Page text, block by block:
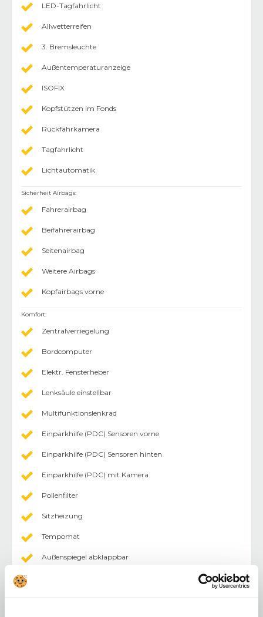
LED-Tagfahrlicht
Allwetterreifen
3. Bremsleuchte
Außentemperaturanzeige
ISOFIX
Kopfstützen im Fonds
Rückfahrkamera
Tagfahrlicht
Lichtautomatik
Sicherheit Airbags:
Fahrerairbag
Beifahrerairbag
Seitenairbag
Weitere Airbags
Kopfairbags vorne
Komfort:
Zentralverriegelung
Bordcomputer
Elektr. Fensterheber
Lenksäule einstellbar
Multifunktionslenkrad
Einparkhilfe (PDC) Sensoren vorne
Einparkhilfe (PDC) Sensoren hinten
Einparkhilfe (PDC) mit Kamera
Pollenfilter
Sitzheizung
Tempomat
Außenspiegel abklappbar
keyless-Go